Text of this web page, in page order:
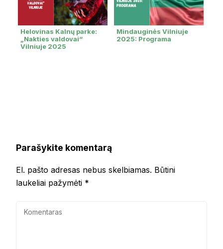
Helovinas Kalnų parke:
„Nakties valdovai“
Vilniuje 2025
Mindauginės Vilniuje
2025: Programa
Parašykite komentarą
El. pašto adresas nebus skelbiamas. Būtini
laukeliai pažymėti *